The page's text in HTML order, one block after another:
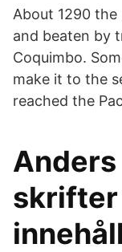
About 1290
and beaten by
Coquimbo.
make it to the
reached the
skrifter